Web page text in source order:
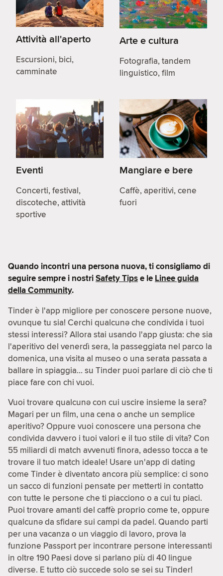
Attività all'aperto
Escursioni, bici,
camminate
Arte e cultura
Fotografia, tandem
linguistico, film
Eventi
Concerti, festival,
discoteche, attività
sportive
Mangiare e bere
Caffè, aperitivi, cene
fuori
Quando incontri una persona nuova, ti consigliamo di
seguire sempre i nostriSafety Tipse le Linee guida
della Community.
Tinder è l'app migliore per conoscere persone nuove,
ovunque tu sia! Cerchi qualcunə che condivida i tuoi
stessi interessi? Allora stai usando l'app giusta: che sia
l'aperitivo del venerdì sera, la passeggiata nel parco la
domenica, una visita al museo o una serata passata a
ballare in spiaggia… su Tinder puoi parlare di ciò che ti
piace fare con chi vuoi.
Vuoi trovare qualcunə con cui uscire insieme la sera?
Magari per un film, una cena o anche un semplice
aperitivo? Oppure vuoi conoscere una persona che
condivida davvero i tuoi valori e il tuo stile di vita? Con
55 miliardi di match avvenuti finora, adesso tocca a te
trovare il tuo match ideale! Usare un'app di dating
come Tinder è diventato ancora più semplice: ci sono
un sacco di funzioni pensate per metterti in contatto
con tutte le persone che ti piacciono o a cui tu piaci.
Puoi trovare amanti del caffè proprio come te, oppure
qualcunə da sfidare sui campi da padel. Quando parti
per una vacanza o un viaggio di lavoro, prova la
funzione Passport per incontrare persone interessanti
in oltre 190 Paesi dove si parlano più di 40 lingue
diverse. E tutto ciò succede solo se sei su Tinder!